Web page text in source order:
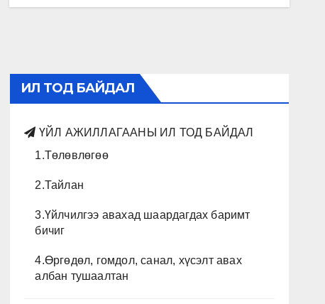
ИЛ ТОД БАЙДАЛ
ҮЙЛ АЖИЛЛАГААНЫ ИЛ ТОД БАЙДАЛ
1.Төлөвлөгөө
2.Тайлан
3.Үйлчилгээ авахад шаардагдах баримт
бичиг
4.Өргөдөл, гомдол, санал, хүсэлт авах
албан тушаалтан